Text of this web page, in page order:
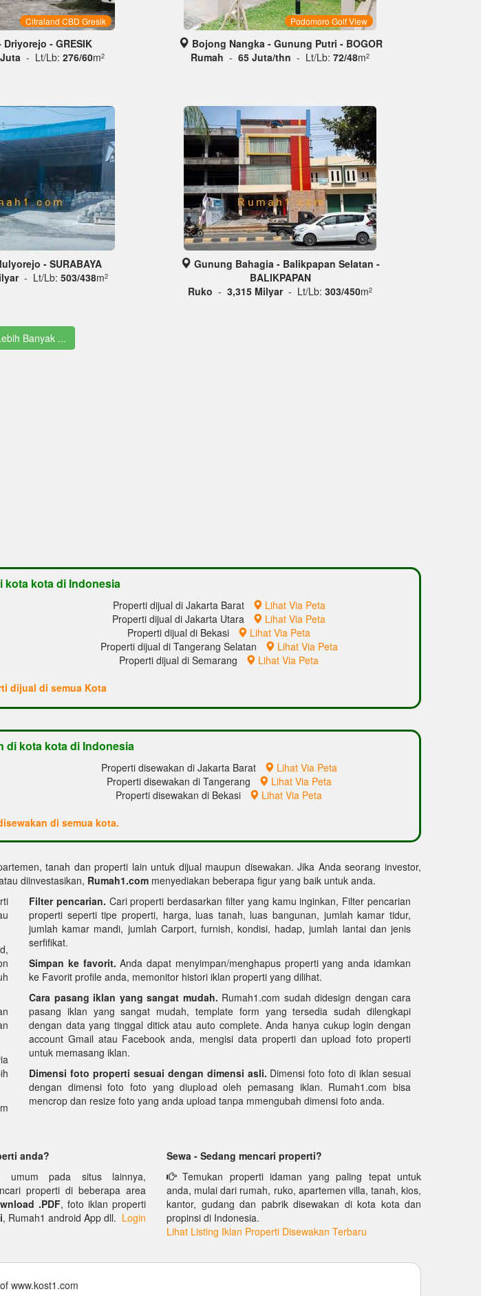
Citraland CBD Gresik
- GRESIK
- Lt/Lb: 276/60m2
Podomoro Golf View
Bojong Nangka - Gunung Putri - BOGOR
Rumah - 65 Juta/thn - Lt/Lb: 72/48m2
- SURABAYA
- Lt/Lb: 503/438m2
Gunung Bahagia - Balikpapan Selatan -
BALIKPAPAN
Ruko - 3,315 Milyar - Lt/Lb: 303/450m2
Banyak ...
kota kota di Indonesia
Properti dijual di Jakarta Barat
Lihat Via Peta
Properti dijual di Jakarta Utara
Lihat Via Peta
Properti dijual di Bekasi
Lihat Via Peta
Properti dijual di Tangerang Selatan
Lihat Via Peta
Properti dijual di Semarang
Lihat Via Peta
dijual di semua Kota
di kota kota di Indonesia
Properti disewakan di Jakarta Barat
Lihat Via Peta
Properti disewakan di Tangerang
Lihat Via Peta
Properti disewakan di Bekasi
Lihat Via Peta
di semua kota.
tanah dan properti lain untuk dijual maupun disewakan. Jika Anda seorang investor,
diinvestasikan, Rumah1.com menyediakan beberapa figur yang baik untuk anda.
Filter pencarian. Cari properti berdasarkan filter yang kamu inginkan, Filter pencarian
properti seperti tipe properti, harga, luas tanah, luas bangunan, jumlah kamar tidur,
jumlah kamar mandi, jumlah Carport, furnish, kondisi, hadap, jumlah lantai dan jenis
serfifikat.
Simpan ke favorit. Anda dapat menyimpan/menghapus properti yang anda idamkan
ke Favorit profile anda, memonitor histori iklan properti yang dilihat.
Cara pasang iklan yang sangat mudah. Rumah1.com sudah didesign dengan cara
pasang iklan yang sangat mudah, template form yang tersedia sudah dilengkapi
dengan data yang tinggal ditick atau auto complete. Anda hanya cukup login dengan
account Gmail atau Facebook anda, mengisi data properti dan upload foto properti
untuk memasang iklan.
Dimensi foto properti sesuai dengan dimensi asli. Dimensi foto foto di iklan sesuai
dengan dimensi foto foto yang diupload oleh pemasang iklan. Rumah1.com bisa
mencrop dan resize foto yang anda upload tanpa mmengubah dimensi foto anda.
anda?
pada situs lainnya,
properti di beberapa area
.PDF, foto iklan properti
, Rumah1 android App dll. Login
Sewa - Sedang mencari properti?
Temukan properti idaman yang paling tepat untuk
anda, mulai dari rumah, ruko, apartemen villa, tanah, kios,
kantor, gudang dan pabrik disewakan di kota kota dan
propinsi di Indonesia.
Lihat Listing Iklan Properti Disewakan Terbaru